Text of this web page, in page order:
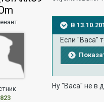
В
Если "Васа"
Ну "Васа" не в